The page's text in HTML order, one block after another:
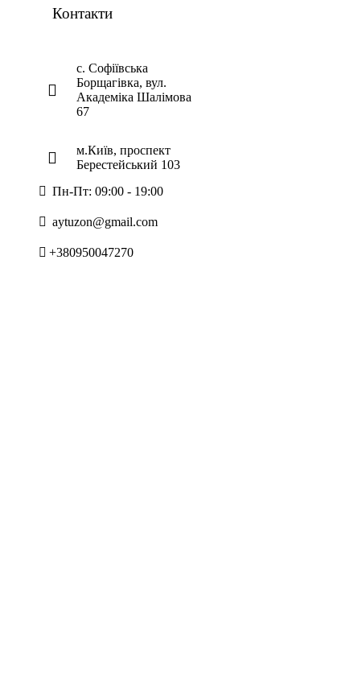
Контакти
с. Софіївська
Борщагівка, вул.
Академіка Шалімова
67
м.Київ, проспект
Берестейський 103
Пн-Пт: 09:00 - 19:00
aytuzon@gmail.com
+380950047270